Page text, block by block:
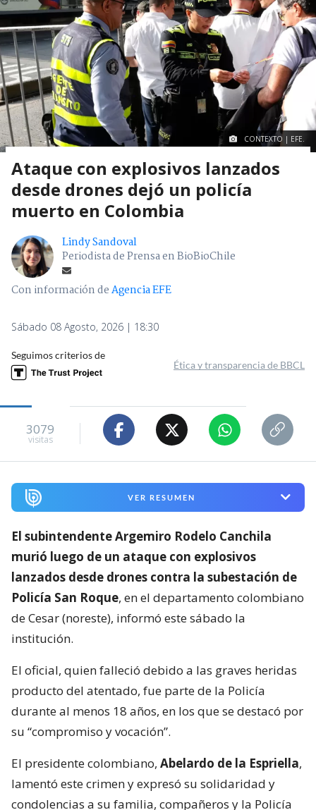
CONTEXTO | EFE.
Ataque con explosivos lanzados
desde drones dejó un policía
muerto en Colombia
Lindy Sandoval
Periodista de Prensa en BioBioChile
Con información deAgencia EFE
Sábado 08 Agosto, 2026 | 18:30
Seguimos criterios de
Ética y transparencia de BBCL
3079
visitas
VER RESUMEN
El subintendente Argemiro Rodelo Canchila
murió luego de un ataque con explosivos
lanzados desde drones contra la subestación de
Policía San Roque, en el departamento colombiano
de Cesar (noreste), informó este sábado la
institución.
El oficial, quien falleció debido a las graves heridas
producto del atentado, fue parte de la Policía
durante al menos 18 años, en los que se destacó por
su “compromiso y vocación”.
El presidente colombiano, Abelardo de la Espriella,
lamentó este crimen y expresó su solidaridad y
condolencias a su familia, compañeros y la Policía